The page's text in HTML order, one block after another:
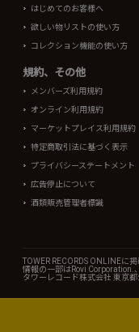
はじめてのお客様へ
欲しい物リストの使い方
コレクション機能の使い方
規約、その他
メンバーズ利用規約
オンライン利用規約
マーケットプレイス利用規約
特定商取引法に基づく表示
プライバシーステートメント
広告停止について
酒類販売管理者標識
TOWER RECORDS ONLINEに
情報の一部はRovi Corporation.
タワーレコード株式会社 東京